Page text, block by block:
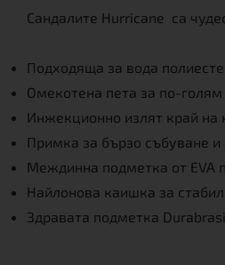
Сандалите Hurricane са
Подходяща за вода
Омекотена пета за по-
Инжекционно излят край на
Примка за бързо събуване и
Междинна подметка от EVA
Найлонова каишка за
Здравата подметка